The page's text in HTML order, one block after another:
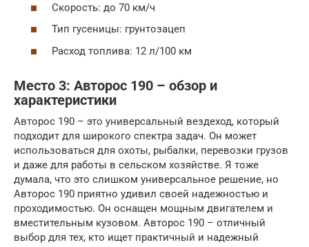
Скорость: до 70 км/ч
Тип гусеницы: грунтозацеп
Расход топлива: 12 л/100 км
Место 3: Авторос 190 – обзор и
характеристики
Авторос 190 – это универсальный вездеход, который
подходит для широкого спектра задач. Он может
использоваться для охоты, рыбалки, перевозки грузов
и даже для работы в сельском хозяйстве. Я тоже
думала, что это слишком универсальное решение, но
Авторос 190 приятно удивил своей надежностью и
проходимостью. Он оснащен мощным двигателем и
вместительным кузовом. Авторос 190 – отличный
выбор для тех, кто ищет практичный и надежный